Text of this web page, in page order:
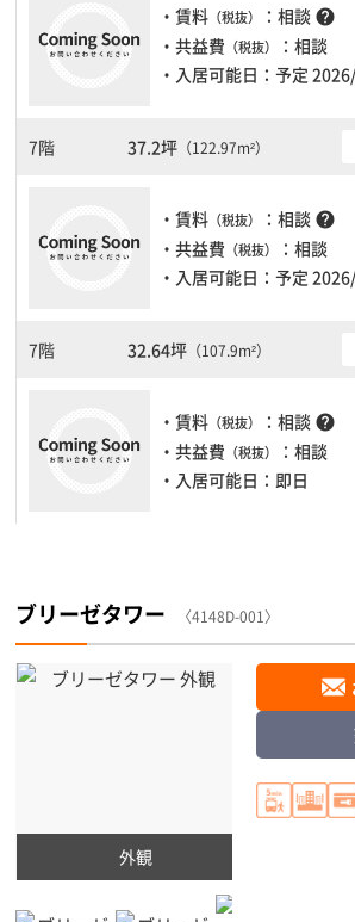
・賃料 （税抜） ：相談 help
・共益費 （税抜）
：相談
・入居可能日：予定
7階 37.2坪 （122.97m²）
・賃料 （税抜） ：相談 help
・共益費 （税抜）
：相談
・入居可能日：予定
7階 32.64坪（107.9m²）
・賃料 （税抜） ：相談 help
・共益費 （税抜）
：相談
・入居可能日：即日
ブリーゼタワー 〈4148D-001〉
外観